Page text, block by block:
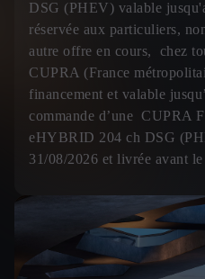
DSG (PHEV) valable
réservée aux particuliers,
autre offre en cours, chez
CUPRA (France
financement et valable
commande d’une CUPRA
eHYBRID 204 ch DSG
31/08/2026 et livrée avant